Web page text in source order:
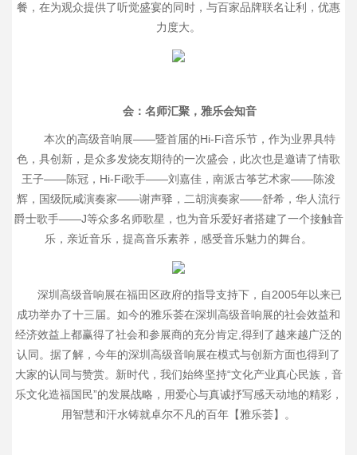
餐，在为观众提供了听觉盛宴的同时，与百家品牌联名让利，优惠
力度大。
会：名师汇聚，雅乐会知音
本次的高级音响展——暨首届的Hi-Fi音乐节，作为业界具特
色，具创新，是众多发烧友期待的一次盛会，此次也是邀请了情歌
王子——陈冠，Hi-Fi歌手——刘嘉佳，南派古筝艺术家——陈浚
辉，国级阮咸演奏家——谢声驿，二胡演奏家——舒希，华人流行
爵士歌手——J等众多名师歌星，也为音乐爱好者搭建了一个接触音
乐，亲近音乐，提高音乐素养，感受音乐魅力的舞台。
深圳高级音响展在福田区政府的指导支持下，自2005年以来已
成功举办了十三届。如今的雅乐荟在深圳高级音响展的社会效益和
经济效益上都赢得了社会和参展商的充分肯定,得到了越来越广泛的
认同。据了解，今年的深圳高级音响展在模式与创新方面也得到了
大家的认同与赞赏。新时代，我们始终坚持“文化产业真心民族，音
乐文化造福国民”的发展战略，用爱心与真诚抒写感天动地的精彩，
用智慧和汗水铸就卓尔不凡的百年【雅乐荟】。